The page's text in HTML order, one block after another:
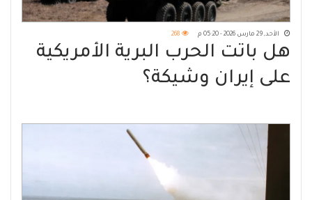
الأحد, 29 مارس 2026 - 05:20 م 268
هل باتت الحرب البرية الأمريكية
على إيران وشيكة؟